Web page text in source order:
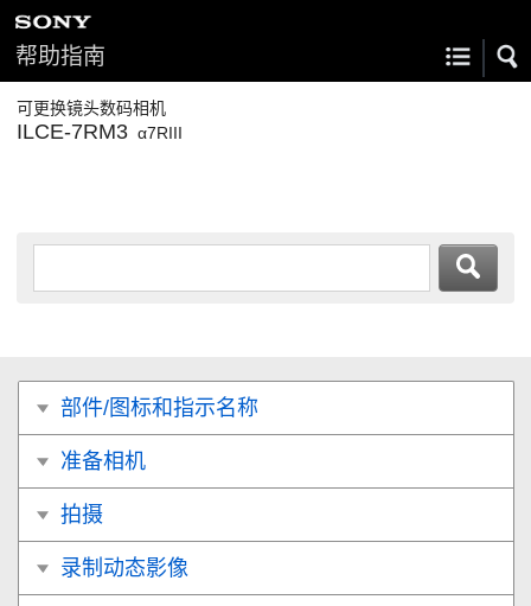
帮助指南
可更换镜头数码相机
ILCE-7RM3 α7RIII
部件/图标和指示名称
准备相机
拍摄
录制动态影像